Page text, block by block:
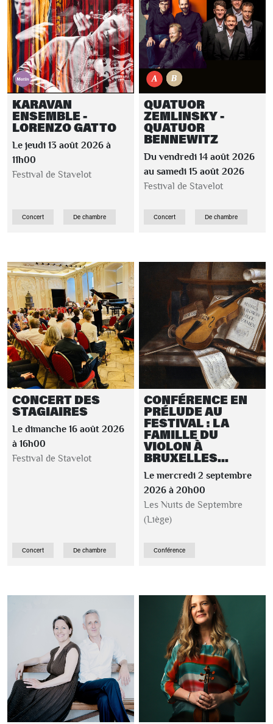
KARAVAN
ENSEMBLE -
LORENZO GATTO
Le jeudi 13 août 2026 à
11h00
Festival de Stavelot
Concert De chambre
QUATUOR
ZEMLINSKY -
QUATUOR
BENNEWITZ
Du vendredi 14 août 2026
au samedi 15 août 2026
Festival de Stavelot
Concert De chambre
CONCERT DES
STAGIAIRES
Le dimanche 16 août 2026
à 16h00
Festival de Stavelot
Concert De chambre
CONFÉRENCE EN
PRÉLUDE AU
FESTIVAL : LA
FAMILLE DU
VIOLON À
BRUXELLES...
Le mercredi 2 septembre
2026 à 20h00
Les Nuits de Septembre
(Liège)
Conférence